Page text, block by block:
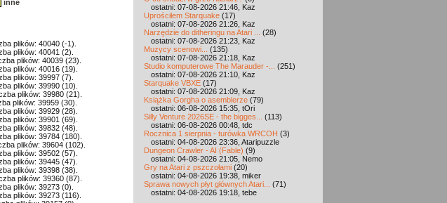
inne
plików: 40040 (-1).
plików: 40041 (2).
plików: 40039 (23).
plików: 40016 (19).
plików: 39997 (7).
plików: 39990 (10).
plików: 39980 (21).
plików: 39959 (30).
plików: 39929 (28).
plików: 39901 (69).
plików: 39832 (48).
plików: 39784 (180).
plików: 39604 (102).
plików: 39502 (57).
plików: 39445 (47).
plików: 39398 (38).
plików: 39360 (87).
plików: 39273 (0).
plików: 39273 (116).
ostatni: 07-08-2026 21:46, Kaz
Uprościłem Starquake (17)
ostatni: 07-08-2026 21:26, Kaz
Narzędzie do ditheringu na Atari ...
(28)
ostatni: 07-08-2026 21:23, Kaz
Muzycy scenowi...
(135)
ostatni: 07-08-2026 21:18, Kaz
Studio komputerowe The Marauder -...
(251)
ostatni: 07-08-2026 21:10, Kaz
Starquake VBXE (17)
ostatni: 07-08-2026 21:09, Kaz
Książka Gorgha o asemblerze (79)
ostatni: 06-08-2026 15:35, tOri
Silly Venture 2026SE - the bigges...
(113)
ostatni: 06-08-2026 00:48, tdc
Rocznica 1 sierpnia - turówka WRCOH (3)
ostatni: 04-08-2026 23:36, Ataripuzzle
Dungeon Crawler - AI (Fable) (9)
ostatni: 04-08-2026 21:05, Nemo
Gry na Atari z pszczołami (20)
ostatni: 04-08-2026 19:38, miker
Sprawa nowych płyt głównych Atari...
(71)
ostatni: 04-08-2026 19:18, tebe